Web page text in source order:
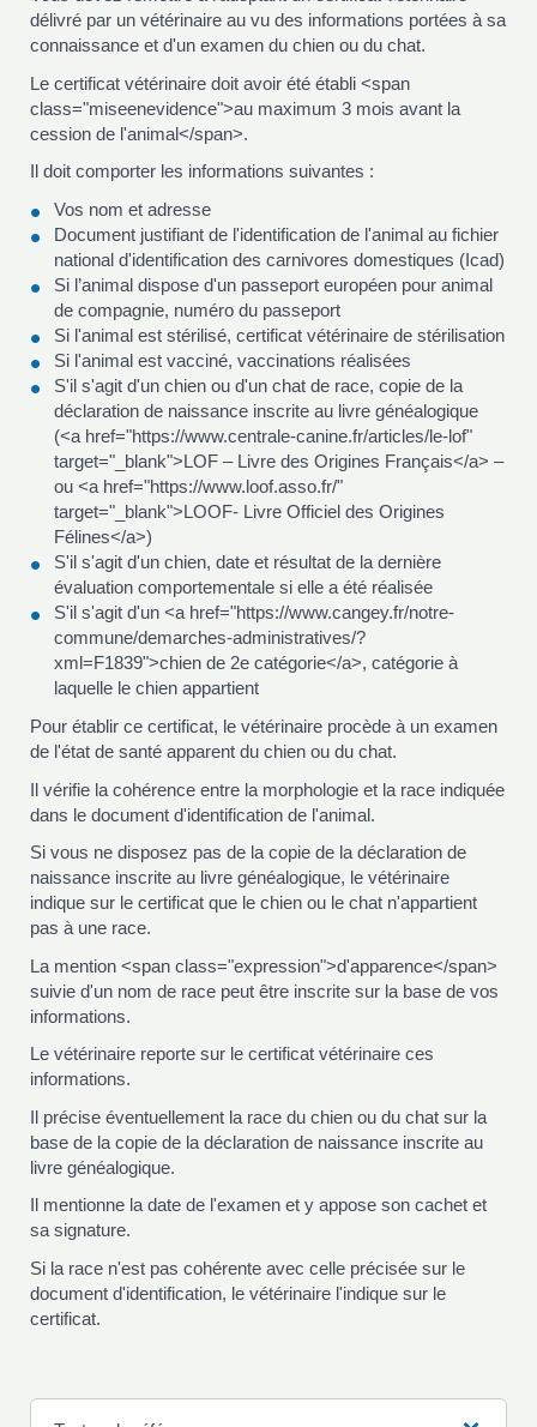
délivré par un vétérinaire au vu des informations portées à sa
connaissance et d'un examen du chien ou du chat.
Le certificat vétérinaire doit avoir été établi <span
class="miseenevidence">au maximum 3 mois avant la
cession de l'animal</span>.
Il doit comporter les informations suivantes :
Vos nom et adresse
Document justifiant de l'identification de l'animal au fichier
national d'identification des carnivores domestiques (Icad)
Si l’animal dispose d'un passeport européen pour animal
de compagnie, numéro du passeport
Si l'animal est stérilisé, certificat vétérinaire de stérilisation
Si l'animal est vacciné, vaccinations réalisées
S'il s'agit d'un chien ou d'un chat de race, copie de la
déclaration de naissance inscrite au livre généalogique
(<a href="https://www.centrale-canine.fr/articles/le-lof"
target="_blank">LOF – Livre des Origines Français</a> –
ou <a href="https://www.loof.asso.fr/"
target="_blank">LOOF- Livre Officiel des Origines
Félines</a>)
S'il s'agit d'un chien, date et résultat de la dernière
évaluation comportementale si elle a été réalisée
S'il s'agit d'un <a href="https://www.cangey.fr/notre-
commune/demarches-administratives/?
xml=F1839">chien de 2e catégorie</a>, catégorie à
laquelle le chien appartient
Pour établir ce certificat, le vétérinaire procède à un examen
de l'état de santé apparent du chien ou du chat.
Il vérifie la cohérence entre la morphologie et la race indiquée
dans le document d'identification de l'animal.
Si vous ne disposez pas de la copie de la déclaration de
naissance inscrite au livre généalogique, le vétérinaire
indique sur le certificat que le chien ou le chat n'appartient
pas à une race.
La mention <span class="expression">d'apparence</span>
suivie d'un nom de race peut être inscrite sur la base de vos
informations.
Le vétérinaire reporte sur le certificat vétérinaire ces
informations.
Il précise éventuellement la race du chien ou du chat sur la
base de la copie de la déclaration de naissance inscrite au
livre généalogique.
Il mentionne la date de l'examen et y appose son cachet et
sa signature.
Si la race n'est pas cohérente avec celle précisée sur le
document d'identification, le vétérinaire l'indique sur le
certificat.